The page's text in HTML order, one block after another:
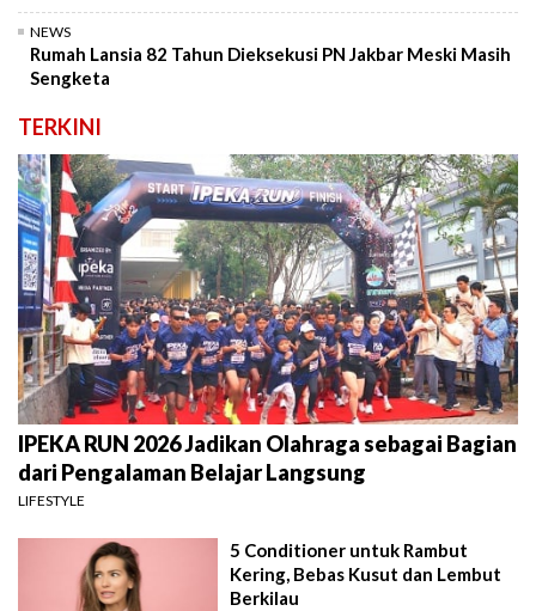
NEWS
Rumah Lansia 82 Tahun Dieksekusi PN Jakbar Meski Masih
Sengketa
TERKINI
IPEKA RUN 2026 Jadikan Olahraga sebagai Bagian
dari Pengalaman Belajar Langsung
LIFESTYLE
5 Conditioner untuk Rambut
Kering, Bebas Kusut dan Lembut
Berkilau